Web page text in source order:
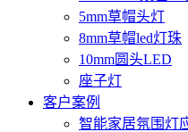
5mm草帽头灯
8mm草帽led灯珠
10mm圆头LED
座子灯
客户案例
智能家居氛围灯